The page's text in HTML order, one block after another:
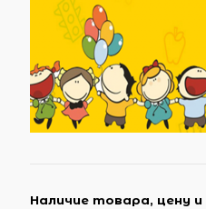
Наличие товара, цену